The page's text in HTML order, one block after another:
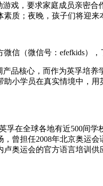
戏，要求家庭成员亲密
质；夜晚，孩子们将迎
信（微信号：efefkids），
品核心，而作为英孚培
小学员在真实情境中，
在全球各地有近500间
曾担任2008年北京奥运
奥运会的官方语言培训